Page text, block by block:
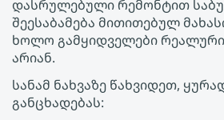
დასრულებული რემონტით
შეესაბამება მითითებულ
ხოლო გამყიდველები რეალური
არიან.
სანამ ნახვაზე წახვიდეთ,
განცხადებას: